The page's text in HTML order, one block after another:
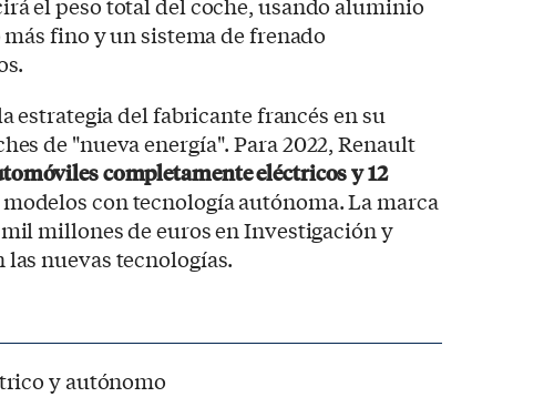
el peso total del coche, usando aluminio
fino y un sistema de frenado
estrategia del fabricante francés en su
de "nueva energía". Para 2022, Renault
completamente eléctricos y 12
modelos con tecnología autónoma. La marca
millones de euros en Investigación y
nuevas tecnologías.
y autónomo